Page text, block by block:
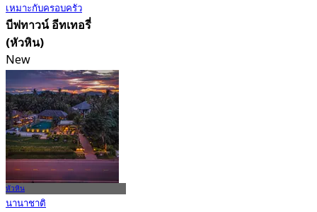
เหมาะกับครอบครัว
บีฟทาวน์ อีทเทอรี่
(หัวหิน)
New
4.6
จาก฿ 745
หัวหิน
นานาชาติ